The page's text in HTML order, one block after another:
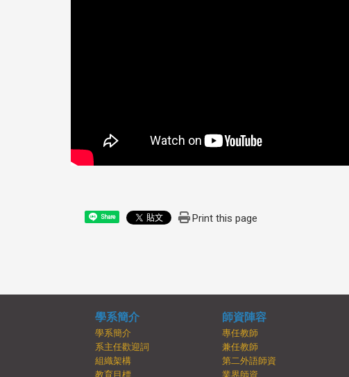
Share Print this page
學系簡介
學系簡介
系主任歡迎詞
組織架構
教育目標
師資陣容
專任教師
兼任教師
第二外語師資
業界師資